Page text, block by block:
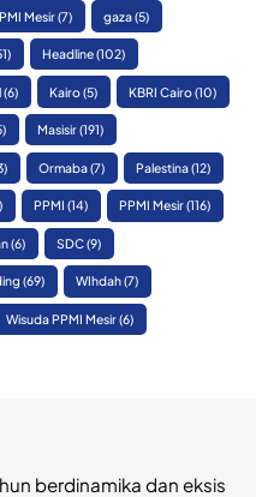
Mesir(7) gaza(5)
Headline(102)
(6) Kairo(5) KBRI Cairo(10)
Masisir(191)
Ormaba(7) Palestina(12)
PPMI (14) PPMI Mesir(116)
(6) SDC(9)
(69) WIhdah(7)
Wisuda PPMI Mesir(6)
berdinamika dan eksis